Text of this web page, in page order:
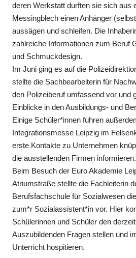
deren Werkstatt durften sie sich aus
Messingblech einen Anhänger
aussägen und schleifen. Die
zahlreiche Informationen zum Beruf
und Schmuckdesign.
Im Juni ging es auf die
stellte die Sachbearbeiterin für
den Polizeiberuf umfassend vor und
Einblicke in den Ausbildungs- und
Einige Schüler*innen fuhren
Integrationsmesse Leipzig im
erste Kontakte zu Unternehmen
die ausstellenden Firmen informieren.
Beim Besuch der Euro Akademie
Atriumstraße stellte die Fachleiterin
Berufsfachschule für Sozialwesen
zum*r Sozialassistent*in vor. Hier
Schülerinnen und Schüler den
Auszubildenden Fragen stellen und
Unterricht hospitieren.